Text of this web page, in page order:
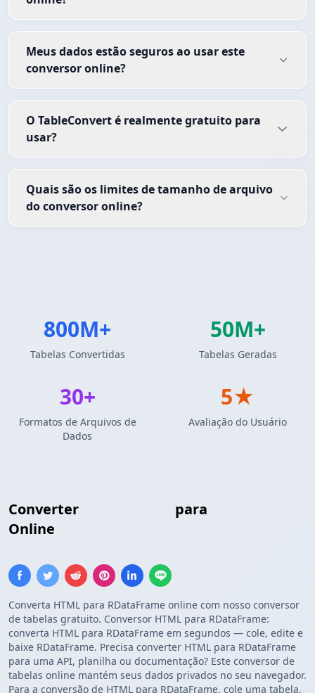
Converter para
Online
Converta HTML para RDataFrame online com nosso conversor
de tabelas gratuito. Conversor HTML para RDataFrame:
converta HTML para RDataFrame em segundos — cole, edite e
baixe RDataFrame. Precisa converter HTML para RDataFrame
para uma API, planilha ou documentação? Este conversor de
tabelas online mantém seus dados privados no seu navegador.
Para a conversão de HTML para RDataFrame, cole uma tabela,
Meus dados estão seguros ao usar este
conversor online?
O TableConvert é realmente gratuito para
usar?
Quais são os limites de tamanho de arquivo
do conversor online?
800M+
Tabelas Convertidas
50M+
Tabelas Geradas
30+
Formatos de Arquivos de
Dados
5★
Avaliação do Usuário